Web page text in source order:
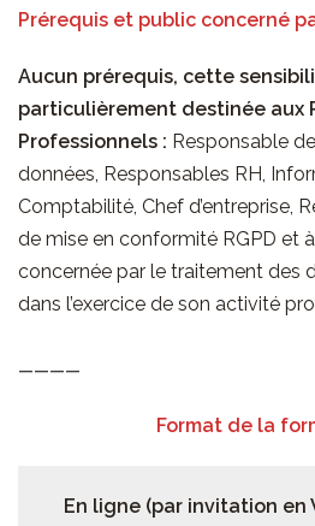
Prérequis et public concerné
Aucun prérequis, cette
particulièrement destinée aux
Professionnels : Responsable
données, Responsables RH,
Comptabilité, Chef d’entreprise,
de mise en conformité RGPD et
concernée par le traitement des
dans l’exercice de son activité
————
Format de la
En ligne (par invitation en